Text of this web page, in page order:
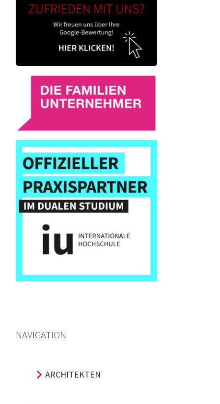
NAVIGATION
ARCHITEKTEN